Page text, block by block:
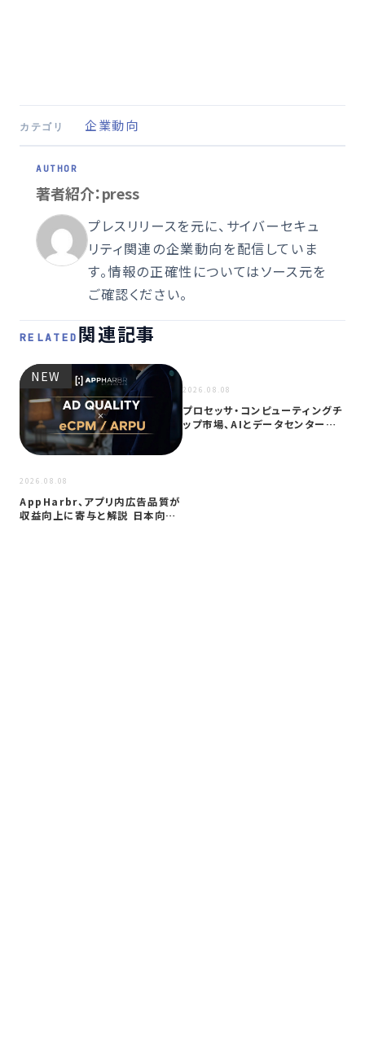
カテゴリ 企業動向
著者紹介：press
プレスリリースを元に、サイバーセキュ
リティ関連の企業動向を配信していま
す。情報の正確性についてはソース元を
ご確認ください。
RELATED 関連記事
NEW
2026.08.08
AppHarbr、アプリ内広告品質が
収益向上に寄与と解説 日本向け
2026.08.08
プロセッサ・コンピューティングチ
ップ市場、AIとデータセンター需